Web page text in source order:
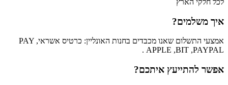
לכל חלקי הארץ
איך משלמים?
אמצעי התשלום שאנו מכבדים בחנות האונליין: כרטיס אשראי, PAY
APPLE ,BIT ,PAYPAL .
אפשר להתייעץ איתכם?